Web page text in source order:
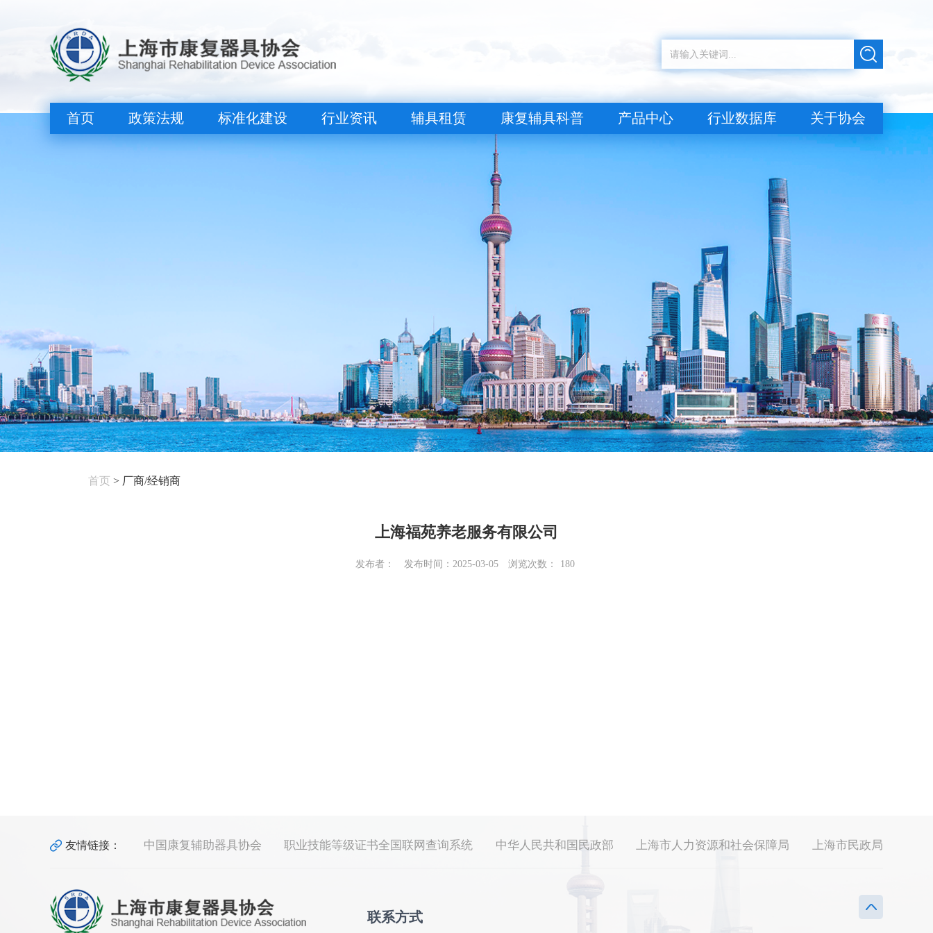
首页 政策法规 标准化建设 行业资讯 辅具租赁 康复辅具科普 产品中心 行业数据库 关于协会
首页 > 厂商/经销商
上海福苑养老服务有限公司
发布者： 发布时间：2025-03-05 浏览次数： 180
友情链接： 中国康复辅助器具协会 职业技能等级证书全国联网查询系统 中华人民共和国民政部 上海市人力资源和社会保障局 上海市民政局
联系方式